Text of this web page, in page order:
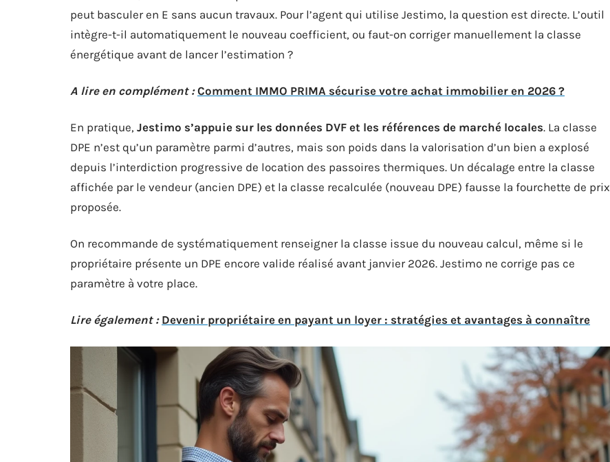
peut basculer en E sans aucun travaux. Pour l’agent qui utilise Jestimo, la question est directe. L’outil
intègre-t-il automatiquement le nouveau coefficient, ou faut-on corriger manuellement la classe
énergétique avant de lancer l’estimation ?
A lire en complément : Comment IMMO PRIMA sécurise votre achat immobilier en 2026 ?
En pratique, Jestimo s’appuie sur les données DVF et les références de marché locales. La classe
DPE n’est qu’un paramètre parmi d’autres, mais son poids dans la valorisation d’un bien a explosé
depuis l’interdiction progressive de location des passoires thermiques. Un décalage entre la classe
affichée par le vendeur (ancien DPE) et la classe recalculée (nouveau DPE) fausse la fourchette de prix
proposée.
On recommande de systématiquement renseigner la classe issue du nouveau calcul, même si le
propriétaire présente un DPE encore valide réalisé avant janvier 2026. Jestimo ne corrige pas ce
paramètre à votre place.
Lire également : Devenir propriétaire en payant un loyer : stratégies et avantages à connaître